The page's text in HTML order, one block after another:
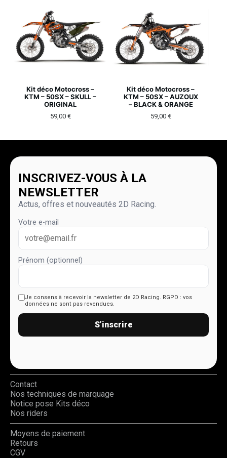
Kit déco Motocross –
KTM – 50SX – SKULL –
ORIGINAL
59,00 €
Kit déco Motocross –
KTM – 50SX – AUZOUX
– BLACK & ORANGE
59,00 €
INSCRIVEZ-VOUS À LA
NEWSLETTER
Actus, offres et nouveautés 2D Racing.
Votre e-mail
Prénom (optionnel)
Je consens à recevoir la newsletter de 2D Racing. RGPD : vos
données ne sont pas revendues.
S’inscrire
Contact
Nos techniques de marquage
Notice pose Kits déco
Nos riders
Moyens de paiement
Retours
CGV